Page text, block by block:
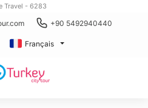
Travel - 6283
+90 5492940440
Français